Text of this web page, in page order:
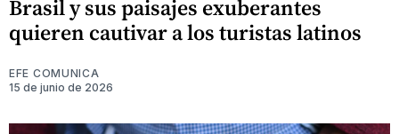
Brasil y sus paisajes exuberantes
quieren cautivar a los turistas latinos
EFE COMUNICA
15 de junio de 2026